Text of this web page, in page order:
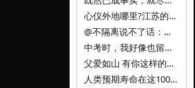
心仪外地哪里?江苏的？顺其自然，全面发展才是。
@不隔离说不了话：确实，一晃三年。
中考时，我好像也留言过的，可乐好像和我们考得差不多。 一晃三年，我们江苏24年，物化生612分，女孩。 其实高考只是长跑的
父爱如山 有你这样的父亲做后盾，可乐未来的路一定会走得踏实又精彩
人类预期寿命在这100年，每2-3年增长一岁，到你们这一代大概率能到100岁，46岁还是正当年,可能不是八九点中的太阳了，但还是1